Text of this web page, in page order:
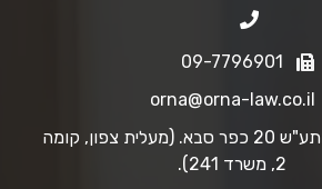
09-7796901
orna@orna-law.co.il
בית הפעמון, התע"ש 20 כפר סבא. (מעלית צפון, קומה
2, משרד 241).